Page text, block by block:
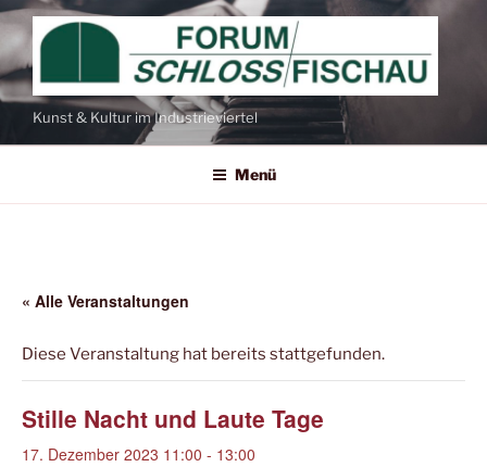
Zum
Inhalt
springen
Kunst & Kultur im Industrieviertel
Menü
« Alle Veranstaltungen
Diese Veranstaltung hat bereits stattgefunden.
Stille Nacht und Laute Tage
17. Dezember 2023 11:00 - 13:00